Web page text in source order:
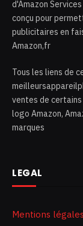
d'Amazon
conçu pour
publicitaires en
Amazon,fr
Tous les liens de
ventes de
logo Amazon,
marques
LEGAL
Mentions légales